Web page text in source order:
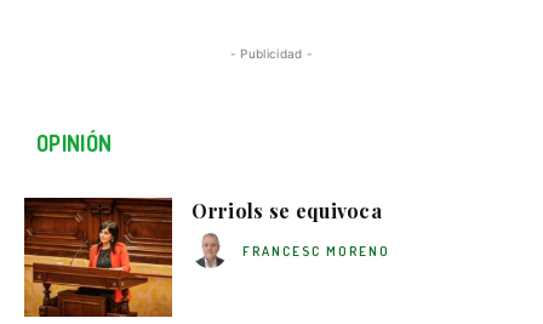
- Publicidad -
OPINIÓN
Orriols se equivoca
FRANCESC MORENO